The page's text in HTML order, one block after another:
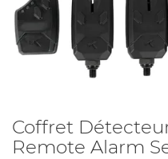
Coffret
Remote Alarm